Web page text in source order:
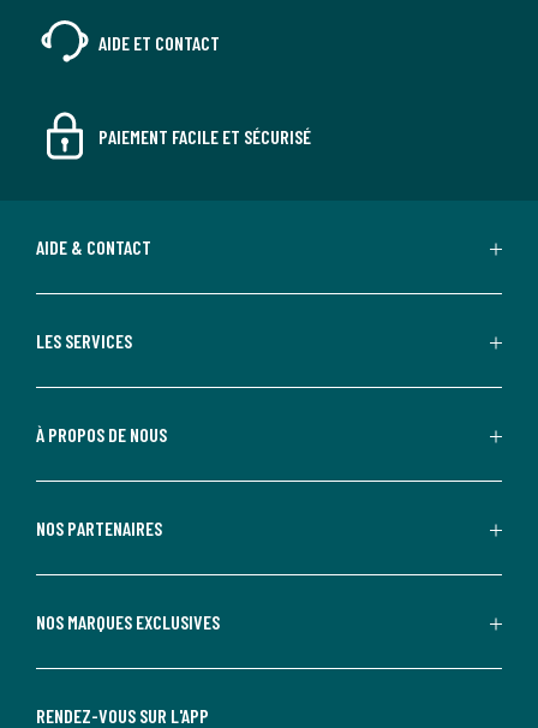
AIDE ET CONTACT
PAIEMENT FACILE ET SÉCURISÉ
AIDE & CONTACT
LES SERVICES
À PROPOS DE NOUS
NOS PARTENAIRES
NOS MARQUES EXCLUSIVES
RENDEZ-VOUS SUR L'APP